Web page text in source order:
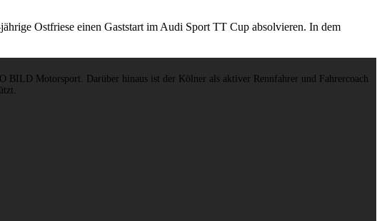
Ostfriese einen Gaststart im Audi Sport TT Cup absolvieren. In dem
Motorsport. Darüber hinaus ist der Kölner als aktiver Rennfahrer und Fahrercoach